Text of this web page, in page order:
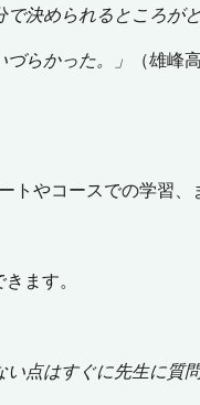
決められるところが
らかった。」
（雄峰
やコースでの学習、
ます。
点はすぐに先生に